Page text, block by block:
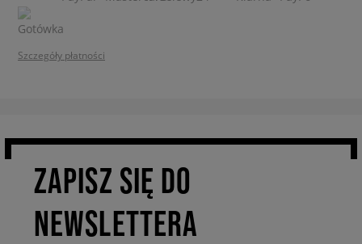
Szczegóły płatności
ZAPISZ SIĘ DO
NEWSLETTERA